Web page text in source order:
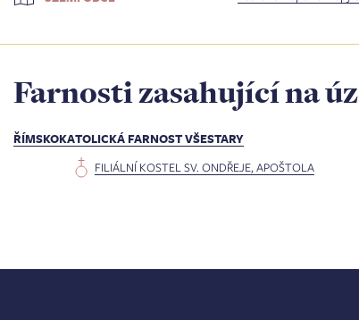
Farnosti zasahující na
ŘÍMSKOKATOLICKÁ FARNOST VŠESTARY
FILIÁLNÍ KOSTEL SV. ONDŘEJE, APOŠTOLA